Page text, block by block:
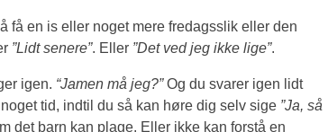
få en is eller noget mere fredagsslik eller den
”Lidt senere”. Eller ”Det ved jeg ikke lige”.
igen. “Jamen må jeg?”Og du svarer igen lidt
tid, indtil du så kan høre dig selv sige ”Ja, så
det barn kan plage. Eller ikke kan forstå en